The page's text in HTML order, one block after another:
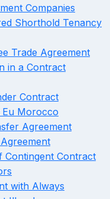
Companies
Shorthold Tenancy
Trade Agreement
in a Contract
Contract
Eu Morocco
Agreement
Contingent Contract
with Always